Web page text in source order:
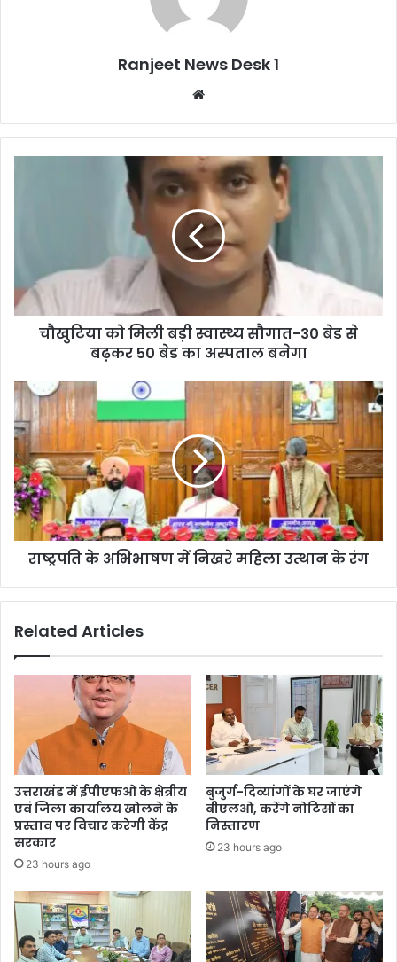
Ranjeet News Desk 1
te
चौखुटिया को मिली बड़ी स्वास्थ्य सौगात-30 बेड से
बढ़कर 50 बेड का अस्पताल बनेगा
राष्ट्रपति के अभिभाषण में निखरे महिला उत्थान के रंग
Related Articles
उत्तराखंड में ईपीएफओ के क्षेत्रीय
एवं जिला कार्यालय खोलने के
प्रस्ताव पर विचार करेगी केंद्र
सरकार
23 hours ago
बुजुर्ग-दिव्यांगों के घर जाएंगे
बीएलओ, करेंगे नोटिसों का
निस्तारण
23 hours ago